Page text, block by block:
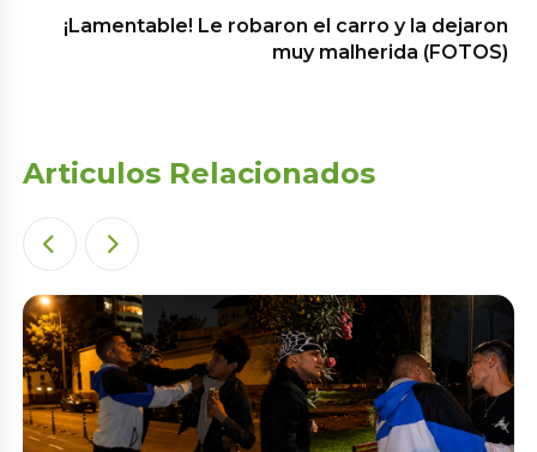
¡Lamentable! Le robaron el carro y la dejaron
muy malherida (FOTOS)
Articulos Relacionados